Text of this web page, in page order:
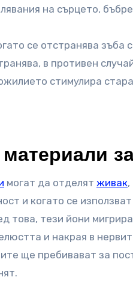
на сърцето,
се отстранява
в противен
стимулира
материали
могат да отделят живак,
и когато се
това, тези йони
и накрая в
ще пребивават за